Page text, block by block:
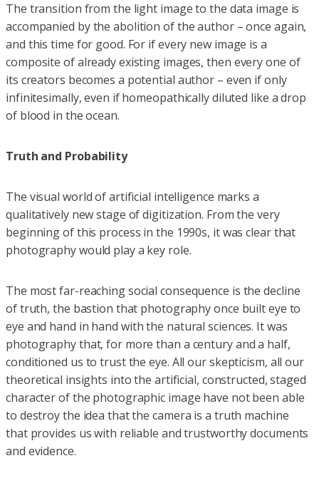
The transition from the light image to the data image is
accompanied by the abolition of the author – once again,
and this time for good. For if every new image is a
composite of already existing images, then every one of
its creators becomes a potential author – even if only
infinitesimally, even if homeopathically diluted like a drop
of blood in the ocean.
Truth and Probability
The visual world of artificial intelligence marks a
qualitatively new stage of digitization. From the very
beginning of this process in the 1990s, it was clear that
photography would play a key role.
The most far-reaching social consequence is the decline
of truth, the bastion that photography once built eye to
eye and hand in hand with the natural sciences. It was
photography that, for more than a century and a half,
conditioned us to trust the eye. All our skepticism, all our
theoretical insights into the arti­ficial, constructed, staged
character of the photographic image have not been able
to destroy the idea that the camera is a truth machine
that provides us with reliable and trustworthy documents
and evidence.